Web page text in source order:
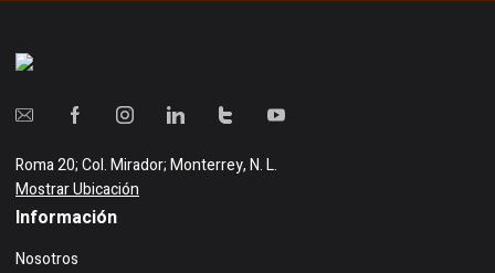
Roma 20; Col. Mirador; Monterrey, N. L.
Mostrar Ubicación
Información
Nosotros